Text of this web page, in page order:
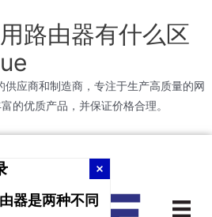
路由器有什么区
应商和制造商，专注于生产高质量的网
的优质产品，并保证价格合理。
器是两种不同